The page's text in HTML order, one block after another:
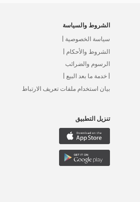
الشروط والسياسة
سياسة الخصوصية |
الشروط والأحكام |
الرسوم والضرائب
| خدمة ما بعد البيع |
بيان استخدام ملفات تعريف الارتباط
تنزيل التطبيق